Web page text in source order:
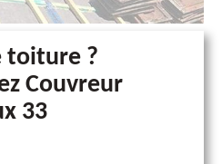
toiture ?
Couvreur
33